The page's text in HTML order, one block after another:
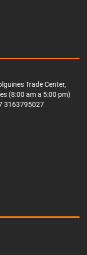
Trade Center,
(8:00 am a 5:00 pm)
3163795027